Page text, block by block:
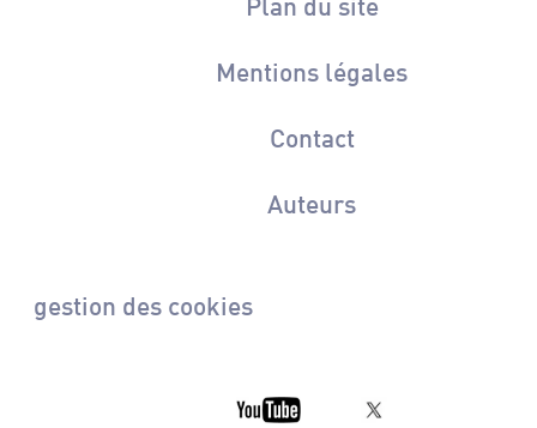
Mentions légales
Contact
Auteurs
gestion des cookies